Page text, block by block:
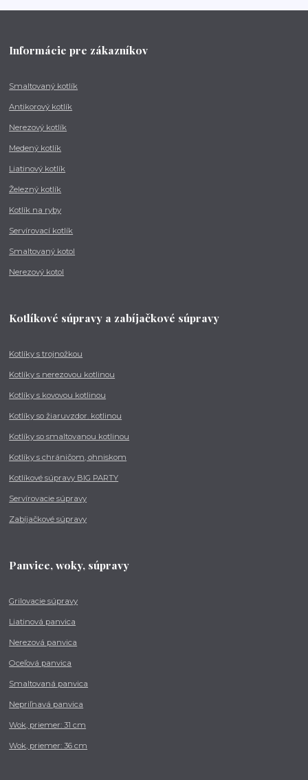
Informácie pre zákazníkov
Smaltovaný kotlík
Antikorový kotlík
Nerezový kotlík
Medený kotlík
Liatinový kotlík
Železný kotlík
Kotlík na ryby
Servírovací kotlík
Smaltovaný kotol
Nerezový kotol
Kotlíkové súpravy a zabíjačkové súpravy
Kotlíky s trojnožkou
Kotlíky s nerezovou kotlinou
Kotlíky s kovovou kotlinou
Kotlíky so žiaruvzdor. kotlinou
Kotlíky so smaltovanou kotlinou
Kotlíky s chráničom, ohniskom
Kotlíkové súpravy BIG PARTY
Servírovacie súpravy
Zabíjačkové súpravy
Panvice, woky, súpravy
Grilovacie súpravy
Liatinová panvica
Nerezová panvica
Oceľová panvica
Smaltovaná panvica
Nepriľnavá panvica
Wok, priemer: 31 cm
Wok, priemer: 36 cm